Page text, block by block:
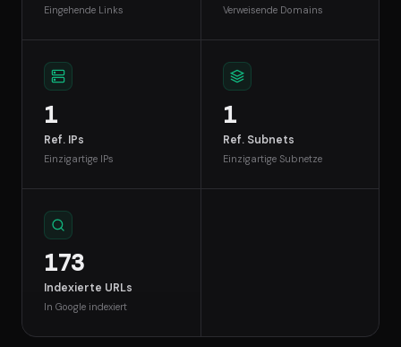
Eingehende Links Verweisende Domains
1
Ref. IPs
Einzigartige IPs
1
Ref. Subnets
Einzigartige Subnetze
173
Indexierte URLs
In Google indexiert